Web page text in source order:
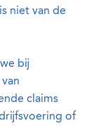
niet van de
bij
claims
of